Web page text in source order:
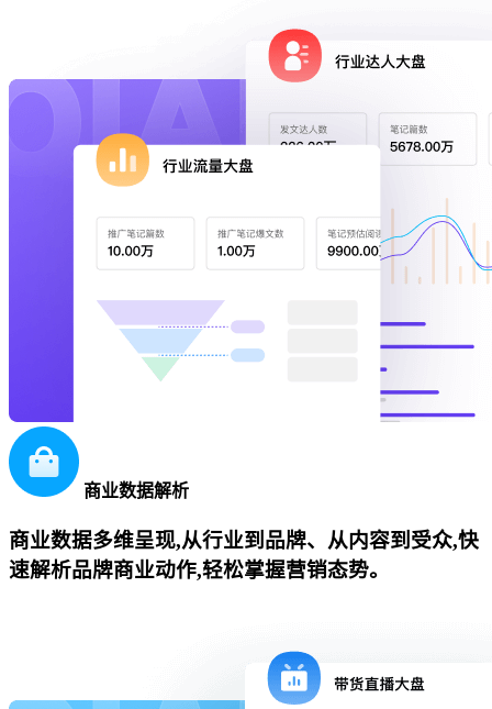
商业数据解析
商业数据多维呈现,从行业到品牌、从内容到受众,快
速解析品牌商业动作,轻松掌握营销态势。